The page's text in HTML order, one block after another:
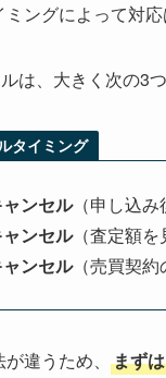
ングによって対応
は、大きく次の3
タイミング
ンセル（申し込み
ンセル（査定額を
ンセル（売買契約
違うため、 まず